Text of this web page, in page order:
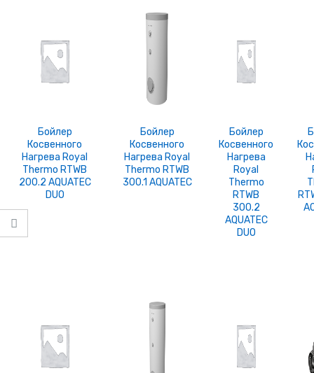
Бойлер
Косвенного
Нагрева Royal
Thermo RTWB
200.2 AQUATEC
DUO
Бойлер
Косвенного
Нагрева Royal
Thermo RTWB
300.1 AQUATEC
Бойлер
Косвенного
Нагрева
Royal
Thermo
RTWB
300.2
AQUATEC
DUO